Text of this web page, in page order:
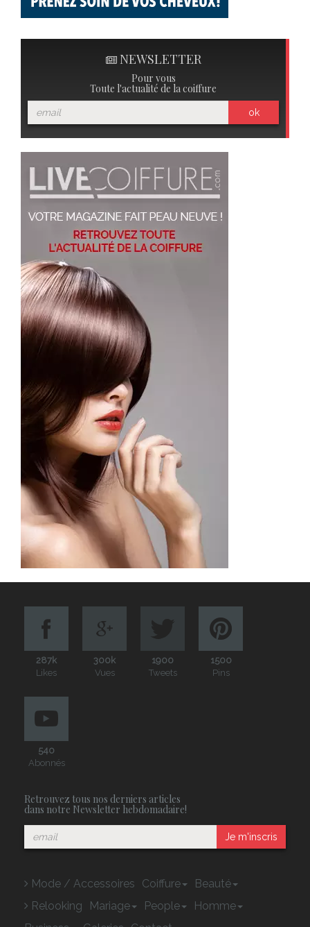
NEWSLETTER
Pour vous
Toute l'actualité de la coiffure
ok
287k
Likes
300k
Vues
1900
Tweets
1500
Pins
540
Abonnés
Retrouvez tous nos derniers articles
dans notre Newsletter hebdomadaire!
Je m'inscris
Mode / Accessoires Coiffure
Beauté
Relooking
Mariage People
Homme